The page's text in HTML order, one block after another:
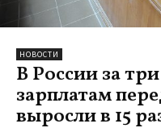
НОВОСТИ
В России за
зарплатам
выросли в 15